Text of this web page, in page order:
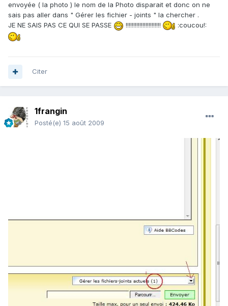
envoyée ( la photo ) le nom de la Photo disparait et donc on ne
sais pas aller dans " Gérer les fichier - joints " la chercher .
JE NE SAIS PAS CE QUI SE PASSE
!!!!!!!!!!!!!!!!!!!!!!! :coucou!:
Citer
1frangin
Posté(e) 15 août 2009